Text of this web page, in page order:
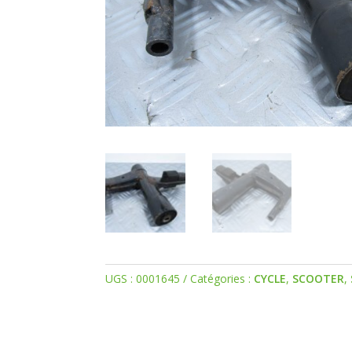
UGS :0001645 Catégories : CYCLE, SCOOTER,